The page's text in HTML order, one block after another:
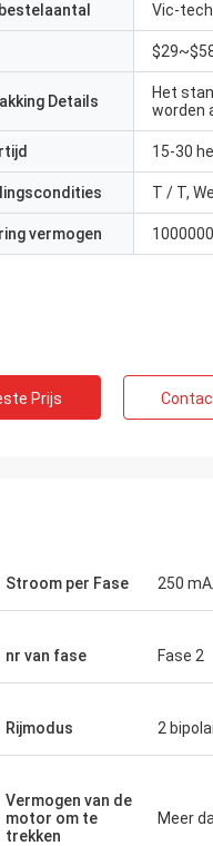
Limited
verwacht, werd
en hulp in het nemen
Zij zijn klaar om
Vic-
Details
Het
worden
15-30
T / T,
vermogen
Prijs
Stroom per Fase 250
nr van fase Fase 2
Rijmodus 2
Vermogen van de
motor om te
trekken
Meer